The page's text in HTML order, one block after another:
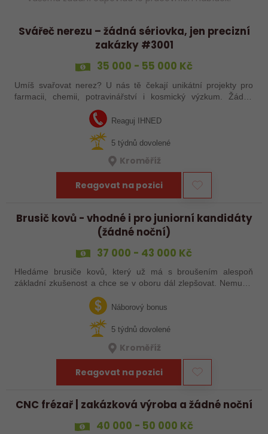
Svářeč nerezu – žádná sériovka, jen precizní
zakázky #3001
35 000 - 55 000 Kč
Umíš svařovat nerez? U nás tě čekají unikátní projekty pro
farmacii, chemii, potravinářství i kosmický výzkum. Žádná
rutina, ale precizní práce, která má smysl.
Reaguj IHNED
5 týdnů dovolené
Kroměříž
Reagovat na pozici
Brusič kovů - vhodné i pro juniorní kandidáty
(žádné noční)
37 000 - 43 000 Kč
Hledáme brusiče kovů, který už má s broušením alespoň
základní zkušenost a chce se v oboru dál zlepšovat. Nemusíš
abys už někdy pracoval…Náborový bonus
5 týdnů dovolené
Kroměříž
Reagovat na pozici
CNC frézař | zakázková výroba a žádné noční
40 000 - 50 000 Kč